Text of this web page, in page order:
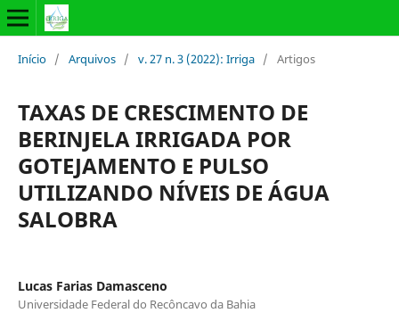
Início / Arquivos / v. 27 n. 3 (2022): Irriga / Artigos
TAXAS DE CRESCIMENTO DE
BERINJELA IRRIGADA POR
GOTEJAMENTO E PULSO
UTILIZANDO NÍVEIS DE ÁGUA
SALOBRA
Lucas Farias Damasceno
Universidade Federal do Recôncavo da Bahia